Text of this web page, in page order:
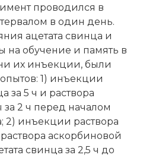
проводился в
в один день.
ацетата свинца и
на обучение и память в
их инъекции, были
1) инъекции
за 5 ч и раствора
2 ч перед началом
2) инъекции раствора
аскорбиновой
свинца за 2,5 ч до